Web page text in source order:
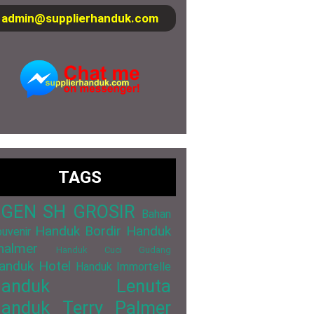
admin@supplierhanduk.com
TAGS
SH GROSIR Bahan
Handuk Bordir Handuk
Handuk Cuci Gudang
Hotel Handuk Immortelle
Lenuta
Terry Palmer